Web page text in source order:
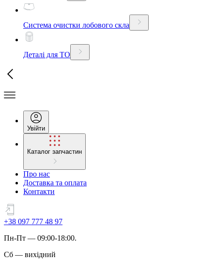
Система очистки лобового скла
Деталі для ТО
Увійти
Каталог запчастин
Про нас
Доставка та оплата
Контакти
+38 097 777 48 97
Пн-Пт — 09:00-18:00.
Сб — вихідний